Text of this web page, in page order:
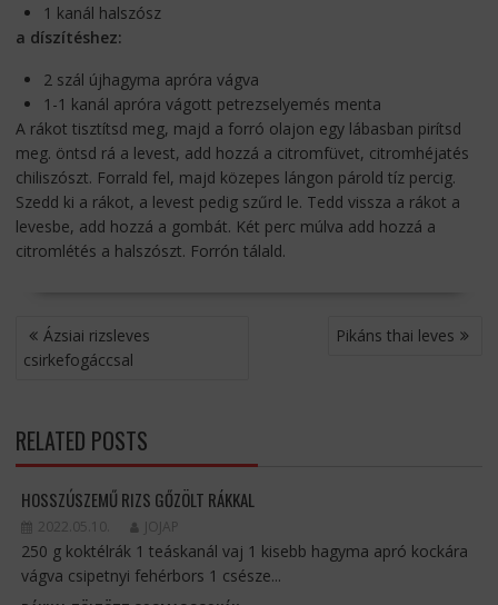
1 kanál halszósz
a díszítéshez:
2 szál újhagyma apróra vágva
1-1 kanál apróra vágott petrezselyemés menta
A rákot tisztítsd meg, majd a forró olajon egy lábasban pirítsd
meg. öntsd rá a levest, add hozzá a citromfüvet, citromhéjatés
chiliszószt. Forrald fel, majd közepes lángon párold tíz percig.
Szedd ki a rákot, a levest pedig szűrd le. Tedd vissza a rákot a
levesbe, add hozzá a gombát. Két perc múlva add hozzá a
citromlétés a halszószt. Forrón tálald.
BEJEGYZÉS
NAVIGÁCIÓ
Ázsiai rizsleves
csirkefogáccsal
Pikáns thai leves
RELATED POSTS
HOSSZÚSZEMŰ RIZS GŐZÖLT RÁKKAL
2022.05.10. JOJAP
250 g koktélrák 1 teáskanál vaj 1 kisebb hagyma apró kockára
vágva csipetnyi fehérbors 1 csésze...